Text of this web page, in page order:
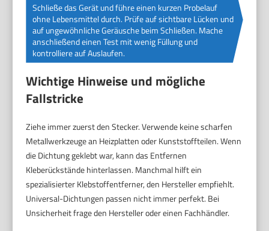
Schließe das Gerät und führe einen kurzen Probelauf
ohne Lebensmittel durch. Prüfe auf sichtbare Lücken und
auf ungewöhnliche Geräusche beim Schließen. Mache
anschließend einen Test mit wenig Füllung und
kontrolliere auf Auslaufen.
Wichtige Hinweise und mögliche
Fallstricke
Ziehe immer zuerst den Stecker. Verwende keine scharfen
Metallwerkzeuge an Heizplatten oder Kunststoffteilen. Wenn
die Dichtung geklebt war, kann das Entfernen
Kleberückstände hinterlassen. Manchmal hilft ein
spezialisierter Klebstoffentferner, den Hersteller empfiehlt.
Universal-Dichtungen passen nicht immer perfekt. Bei
Unsicherheit frage den Hersteller oder einen Fachhändler.